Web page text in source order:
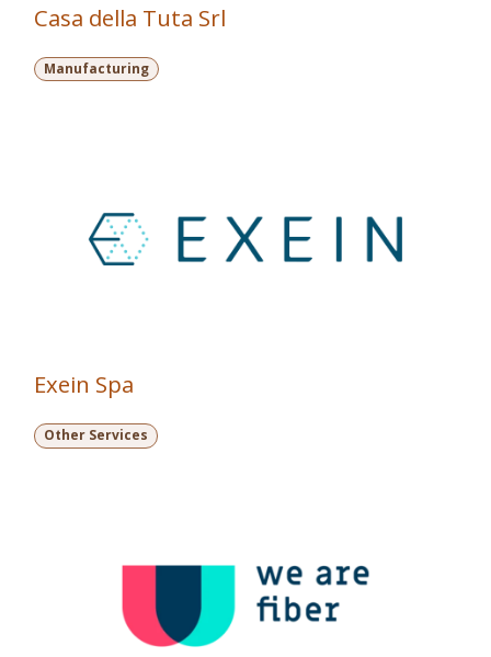
Casa della Tuta Srl
Manufacturing
Exein Spa
Other Services